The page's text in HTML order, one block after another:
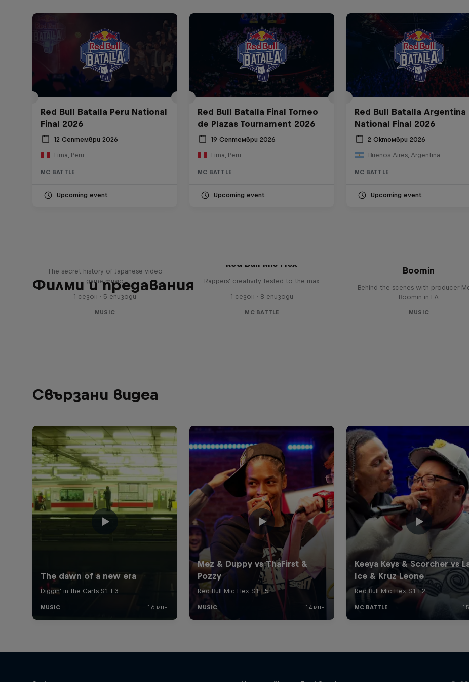
Red Bull Batalla Peru National
Final 2026
12 Септември 2026
Lima, Peru
MC BATTLE
Upcoming event
Red Bull Batalla Final Torneo
de Plazas Tournament 2026
19 Септември 2026
Lima, Peru
MC BATTLE
Upcoming event
Red Bull Batalla Argentina
National Final 2026
2 Октомври 2026
Buenos Aires, Argentina
MC BATTLE
Upcoming event
Филми и предавания
The secret history of Japanese video
game music
1 сезон · 5 епизоди
MUSIC
Red Bull Mic Flex
Rappers' creativity tested to the max
1 сезон · 8 епизоди
MC BATTLE
Boomin
Behind the scenes with producer
Boomin in LA
MUSIC
Свързани видеа